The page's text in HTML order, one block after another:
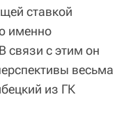
ставкой
именно
связи с этим он
весьма
из ГК